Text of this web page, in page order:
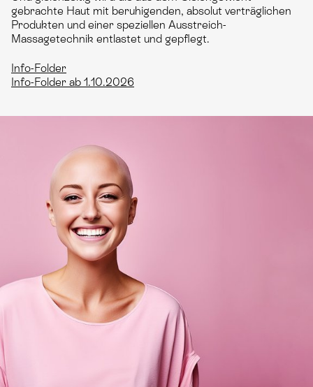
gebrachte Haut mit beruhigenden, absolut verträglichen
Produkten und einer speziellen Ausstreich-
Massagetechnik entlastet und gepflegt.
Info-Folder
Info-Folder ab 1.10.2026